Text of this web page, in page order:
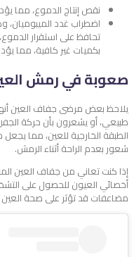
نقص إنتاج الدموع، مما
اضطراب غدد الميبوميان،
تحافظ على استقرار
بكميات غير كافية، مما
صعوبة في رمش
يلاحظ بعض مرضى جفاف العين
طبيعي، أو يشعرون بأن حركة
الطبقة الخارجية للعين، مما
شعور بعدم الراحة أثناء الرمش.
إذا كنت تعاني من جفاف العين
أخصائي العيون للحصول على
مضاعفات قد تؤثر على صحة العين